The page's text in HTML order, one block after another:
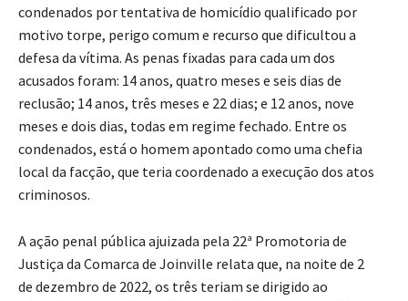
condenados por tentativa de homicídio qualificado por
motivo torpe, perigo comum e recurso que dificultou a
defesa da vítima. As penas fixadas para cada um dos
acusados foram: 14 anos, quatro meses e seis dias de
reclusão; 14 anos, três meses e 22 dias; e 12 anos, nove
meses e dois dias, todas em regime fechado. Entre os
condenados, está o homem apontado como uma chefia
local da facção, que teria coordenado a execução dos atos
criminosos.
A ação penal pública ajuizada pela 22ª Promotoria de
Justiça da Comarca de Joinville relata que, na noite de 2
de dezembro de 2022, os três teriam se dirigido ao